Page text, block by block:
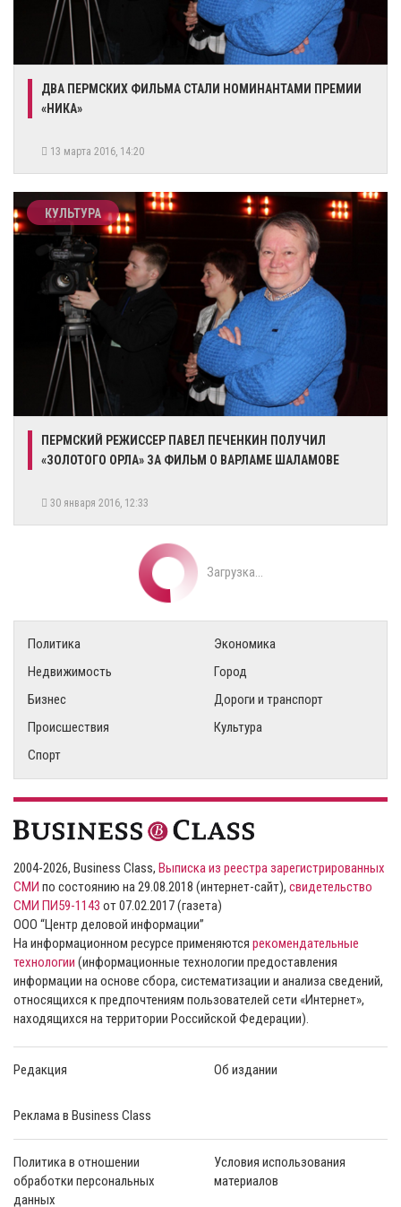
ДВА ПЕРМСКИХ ФИЛЬМА СТАЛИ НОМИНАНТАМИ ПРЕМИИ
«НИКА»
13 марта 2016, 14:20
КУЛЬТУРА
ПЕРМСКИЙ РЕЖИССЕР ПАВЕЛ ПЕЧЕНКИН ПОЛУЧИЛ
«ЗОЛОТОГО ОРЛА» ЗА ФИЛЬМ О ВАРЛАМЕ ШАЛАМОВЕ
30 января 2016, 12:33
Загрузка...
Политика
Экономика
Недвижимость
Город
Бизнес
Дороги и транспорт
Происшествия
Культура
Спорт
2004-2026, Business Class, Выписка из реестра зарегистрированных
СМИ по состоянию на 29.08.2018 (интернет-сайт), свидетельство
СМИ ПИ59-1143 от 07.02.2017 (газета)
ООО “Центр деловой информации”
На информационном ресурсе применяются рекомендательные
технологии (информационные технологии предоставления
информации на основе сбора, систематизации и анализа сведений,
относящихся к предпочтениям пользователей сети «Интернет»,
находящихся на территории Российской Федерации).
Редакция Об издании
Реклама в Business Class
Политика в отношении
обработки персональных
данных
Условия использования
материалов